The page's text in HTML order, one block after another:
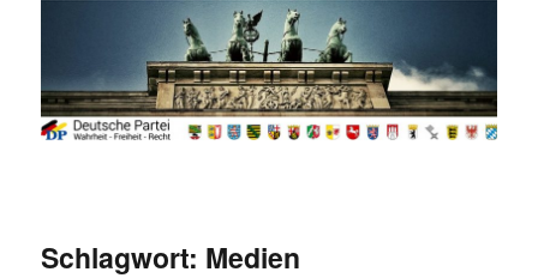
Schlagwort: Medien